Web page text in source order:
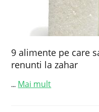
9 alimente pe care
renunti la zahar
... Mai mult